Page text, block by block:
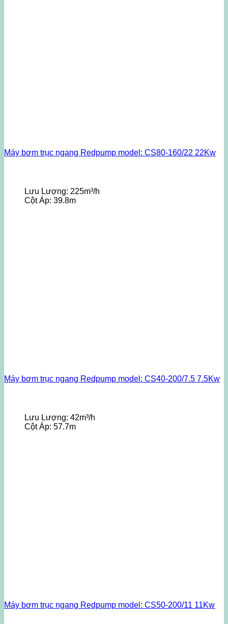
Máy bơm trục ngang Redpump model: CS80-160/22 22Kw
Lưu Lượng: 225m³/h
Cột Áp: 39.8m
Máy bơm trục ngang Redpump model: CS40-200/7.5 7.5Kw
Lưu Lượng: 42m³/h
Cột Áp: 57.7m
Máy bơm trục ngang Redpump model: CS50-200/11 11Kw